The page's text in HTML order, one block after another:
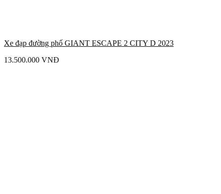
Xe đạp đường phố GIANT ESCAPE 2 CITY D 2023
13.500.000 VNĐ